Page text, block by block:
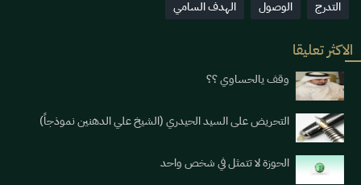
التدرج الوصول الهدف السامي
الاكثر تعليقا
وقف يالحساوي ؟؟
التحريض على السيد الحيدري (الشيخ علي الدهنين نموذجاً)
الحوزة لا تتمثل في شخص واحد